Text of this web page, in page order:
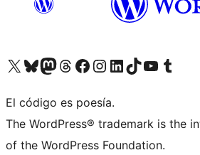
Visit our X (formerly Twitter) account
Visit our Bluesky account
Visit our Mastodon account
Visit our Threads account
Visita nuestra página de Facebook
Visita nuestra cuenta de Instagram
Visita nuestra cuenta de LinkedIn
Visit our TikTok account
Visita nuestro canal de YouTube
Visit our Tumblr
El código es poesía.
The WordPress® trademark is the
of the WordPress Foundation.